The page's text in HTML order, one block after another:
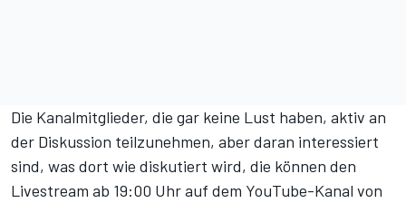
Die Kanalmitglieder, die gar keine Lust haben, aktiv an
der Diskussion teilzunehmen, aber daran interessiert
sind, was dort wie diskutiert wird, die können den
Livestream ab 19:00 Uhr auf dem YouTube-Kanal von